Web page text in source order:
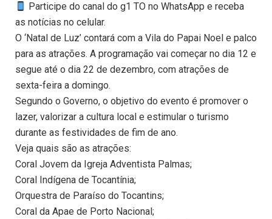
Participe do canal do g1 TO no WhatsApp e receba
as notícias no celular.
O ‘Natal de Luz’ contará com a Vila do Papai Noel e palco
para as atrações. A programação vai começar no dia 12 e
segue até o dia 22 de dezembro, com atrações de
sexta-feira a domingo.
Segundo o Governo, o objetivo do evento é promover o
lazer, valorizar a cultura local e estimular o turismo
durante as festividades de fim de ano.
Veja quais são as atrações:
Coral Jovem da Igreja Adventista Palmas;
Coral Indígena de Tocantínia;
Orquestra de Paraíso do Tocantins;
Coral da Apae de Porto Nacional;